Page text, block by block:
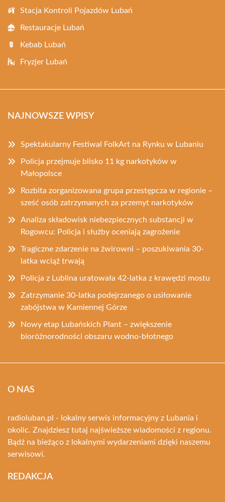
Stacja Kontroli Pojazdów Lubań
Restauracje Lubań
Kebab Lubań
Fryzjer Lubań
NAJNOWSZE WPISY
Spektakularny Festiwal FolkArt na Rynku w Lubaniu
Policja przejmuje blisko 11 kg narkotyków w
Małopolsce
Rozbita zorganizowana grupa przestępcza w regionie –
sześć osób zatrzymanych za przemyt narkotyków
Analiza składowisk niebezpiecznych substancji w
Rogowcu: Policja i służby oceniają zagrożenie
Tragiczne zdarzenie na żwirowni – poszukiwania 30-
latka wciąż trwają
Policja z Lublina uratowała 42-latka z krawędzi mostu
Zatrzymanie 30-latka podejrzanego o usiłowanie
zabójstwa w Kamiennej Górze
Nowy etap Lubańskich Plant – zwiększenie
bioróżnorodności obszaru wodno-błotnego
O NAS
radioluban.pl - lokalny serwis informacyjny z Lubania i
okolic. Znajdziesz tutaj najświeższe wiadomości z regionu.
Bądź na bieżąco z lokalnymi wydarzeniami dzięki naszemu
serwisowi.
REDAKCJA